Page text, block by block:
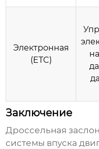
Электронная
(ETC)
Заключение
Дроссельная
системы впуска